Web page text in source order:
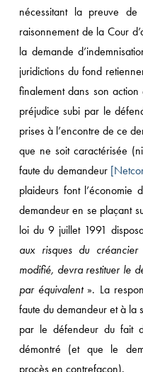
nécessitant la preuve
raisonnement de la Cour
la demande
juridictions du fond
finalement dans son
préjudice subi par le
prises à l’encontre de ce
que ne soit caractérisée
faute du demandeur
plaideurs font
demandeur en se plaçant
loi du 9 juillet 1991
aux risques du
modifié, devra restituer le
par équivalent». La
faute du demandeur et à la
par le défendeur du fait
démontré (et que le
procès en contrefaçon).